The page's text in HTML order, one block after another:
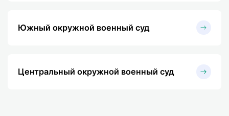
Южный окружной военный суд
Центральный окружной военный суд